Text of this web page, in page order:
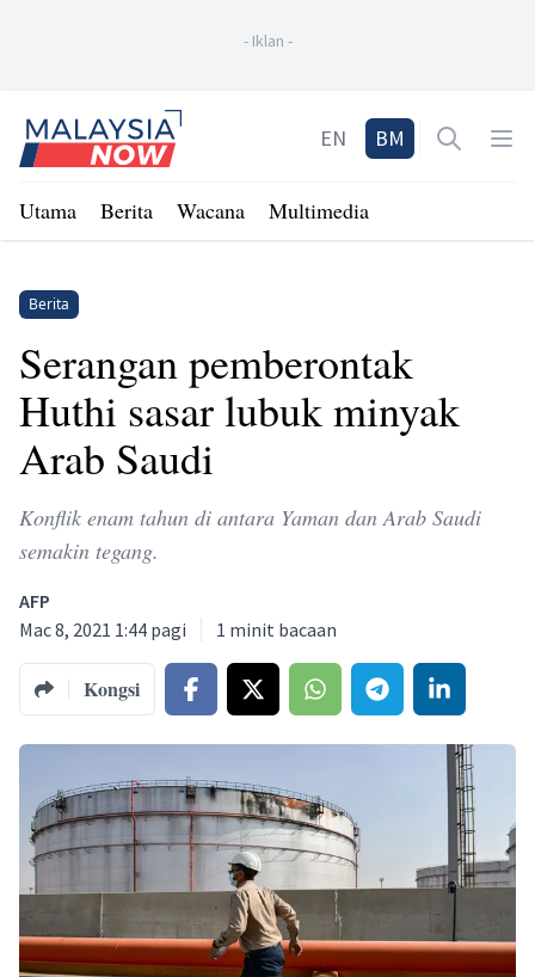
- Iklan -
Home
EN BM Open
Utama Berita Wacana Multimedia
Berita
Serangan pemberontak
Huthi sasar lubuk minyak
Arab Saudi
Konflik enam tahun di antara Yaman dan Arab Saudi
semakin tegang.
AFP
Mac 8, 2021 1:44 pagi
1 minit bacaan
Kongsi